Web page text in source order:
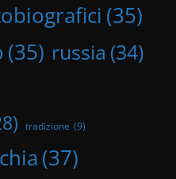
(35)
(35) russia (34)
tradizione (9)
(37)